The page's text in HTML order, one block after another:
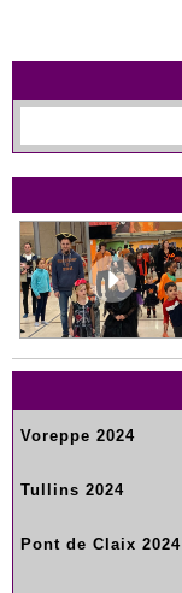
Voreppe 2024
Tullins 2024
Pont de Claix 2024